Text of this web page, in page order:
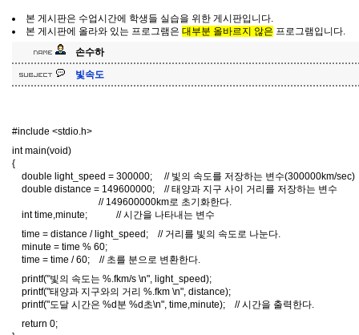
본 게시판은 수업시간에 학생들 실습을 위한 게시판입니다.
본 게시판에 올라와 있는 프로그램은 대부분 올바르지 않은 프로그램입니다.
손수하
빛속도
#include <stdio.h>
int main(void)
{
double light_speed = 300000; // 빛의 속도를 저장하는 변수(300000km/sec)
double distance = 149600000; // 태양과 지구 사이 거리를 저장하는 변수
// 149600000km로 초기화한다.
int time,minute; // 시간을 나타내는 변수
time = distance / light_speed; // 거리를 빛의 속도로 나눈다.
minute = time % 60;
time = time / 60; // 초를 분으로 변환한다.
printf("빛의 속도는 %.fkm/s \n", light_speed);
printf("태양과 지구와의 거리 %.fkm \n", distance);
printf("도달 시간은 %d분 %d초\n", time,minute); // 시간을 출력한다.
return 0;